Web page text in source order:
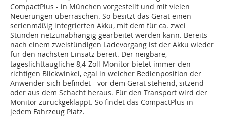
CompactPlus - in München vorgestellt und mit vielen
Neuerungen überraschen. So besitzt das Gerät einen
serienmäßig integrierten Akku, mit dem für ca. zwei
Stunden netzunabhängig gearbeitet werden kann. Bereits
nach einem zweistündigen Ladevorgang ist der Akku wieder
für den nächsten Einsatz bereit. Der neigbare,
tageslichttaugliche 8,4-Zoll-Monitor bietet immer den
richtigen Blickwinkel, egal in welcher Bedienposition der
Anwender sich befindet - vor dem Gerät stehend, sitzend
oder aus dem Schacht heraus. Für den Transport wird der
Monitor zurückgeklappt. So findet das CompactPlus in
jedem Fahrzeug Platz.